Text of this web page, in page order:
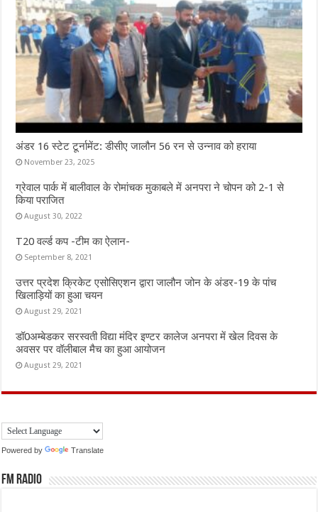
अंडर 16 स्टेट टूर्नामेंट: डीसीए जालौन 56 रन से उन्नाव को हराया
November 23, 2025
ग्रेवाल पार्क में बालीवाल के रोमांचक मुकाबले में अनपरा ने चोपन को 2-1 से
किया पराजित
August 30, 2022
T20 वर्ल्ड कप -टीम का ऐलान-
September 8, 2021
उत्तर प्रदेश क्रिकेट एसोसिएशन द्वारा जालौन जोन के अंडर-19 के पांच
खिलाड़ियों का हुआ चयन
August 29, 2021
डॉ0अम्बेडकर सरस्वती विद्या मंदिर इण्टर कालेज अनपरा में खेल दिवस के
अवसर पर वॉलीबाल मैच का हुआ आयोजन
August 29, 2021
Powered by Translate
FM Radio